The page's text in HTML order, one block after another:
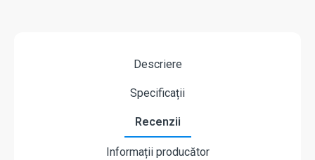
Descriere
Specificații
Recenzii
Informații producător